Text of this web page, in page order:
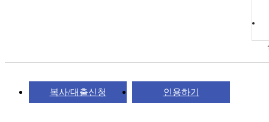
복사/대출신청 인용하기